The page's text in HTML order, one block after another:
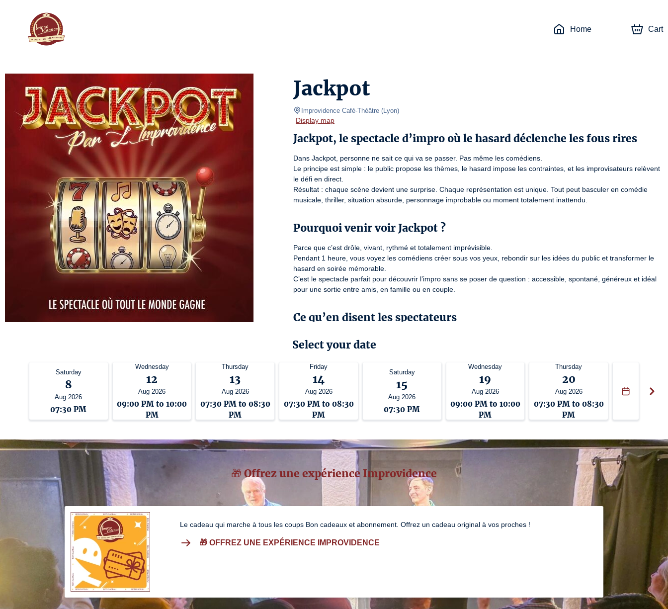
Home Cart
Jackpot
Improvidence Café-Théâtre (Lyon)
Display map
Jackpot, le spectacle d’impro où le hasard déclenche les fous rires
Dans Jackpot, personne ne sait ce qui va se passer. Pas même les comédiens.
Le principe est simple : le public propose les thèmes, le hasard impose les contraintes, et les improvisateurs relèvent
le défi en direct.
Résultat : chaque scène devient une surprise. Chaque représentation est unique. Tout peut basculer en comédie
musicale, thriller, situation absurde, personnage improbable ou moment totalement inattendu.
Pourquoi venir voir Jackpot ?
Parce que c’est drôle, vivant, rythmé et totalement imprévisible.
Pendant 1 heure, vous voyez les comédiens créer sous vos yeux, rebondir sur les idées du public et transformer le
hasard en soirée mémorable.
C’est le spectacle parfait pour découvrir l’impro sans se poser de question : accessible, spontané, généreux et idéal
pour une sortie entre amis, en famille ou en couple.
Ce qu’en disent les spectateurs
public et les contraintes tirées au hasard créent des scènes toujours différentes.
proposés et l’effet de surprise permanent.
Une sortie drôle, originale et sans risque
Vous cherchez une soirée qui change du théâtre classique, du stand-up ou du cinéma ?
#nouveaute #coupdecoeur #Scene-découverte #Improvidence
License number: 1-011399   3-011412
Select your date
Saturday
8
Aug 2026
07:30 PM
Wednesday
12
Aug 2026
09:00 PM to 10:00
PM
Thursday
13
Aug 2026
07:30 PM to 08:30
PM
Friday
14
Aug 2026
07:30 PM to 08:30
PM
Saturday
15
Aug 2026
07:30 PM
Wednesday
19
Aug 2026
09:00 PM to 10:00
PM
Thursday
20
Aug 2026
07:30 PM to 08:30
PM
🎁 Offrez une expérience Improvidence
Le cadeau qui marche à tous les coups Bon cadeaux et abonnement. Offrez un cadeau original à vos proches !
🎁 OFFREZ UNE EXPÉRIENCE IMPROVIDENCE